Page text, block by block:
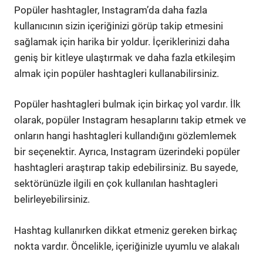
Popüler hashtagler, Instagram’da daha fazla
kullanıcının sizin içeriğinizi görüp takip etmesini
sağlamak için harika bir yoldur. İçeriklerinizi daha
geniş bir kitleye ulaştırmak ve daha fazla etkileşim
almak için popüler hashtagleri kullanabilirsiniz.
Popüler hashtagleri bulmak için birkaç yol vardır. İlk
olarak, popüler Instagram hesaplarını takip etmek ve
onların hangi hashtagleri kullandığını gözlemlemek
bir seçenektir. Ayrıca, Instagram üzerindeki popüler
hashtagleri araştırap takip edebilirsiniz. Bu sayede,
sektörünüzle ilgili en çok kullanılan hashtagleri
belirleyebilirsiniz.
Hashtag kullanırken dikkat etmeniz gereken birkaç
nokta vardır. Öncelikle, içeriğinizle uyumlu ve alakalı